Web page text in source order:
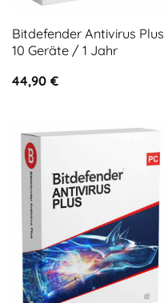
Bitdefender Antivirus Plus
10 Geräte / 1 Jahr
44,90 €